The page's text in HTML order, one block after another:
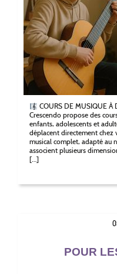
COURS DE MUSIQUE À
Crescendo propose des
enfants, adolescents et
déplacent directement chez
musical complet, adapté au
associent plusieurs
[…]
POUR